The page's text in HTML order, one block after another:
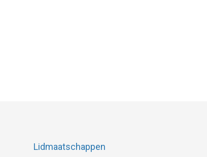
Lidmaatschappen